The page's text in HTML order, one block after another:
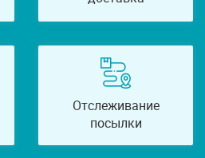
Отслеживание
посылки